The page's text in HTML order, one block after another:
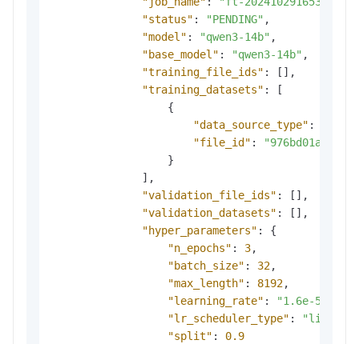
"status" : "PENDING" ,
"model" : "qwen3-14b" ,
"base_model" : "qwen3-14b" ,
"training_file_ids" : [ ] ,
"training_datasets" :
[
{
"data_source_type" :
"file_id" :
"976bd01a-
}
] ,
"validation_file_ids" : [ ] ,
"validation_datasets" : [ ] ,
"hyper_parameters" :
{
"n_epochs" : 3,
"batch_size" : 32,
"max_length" : 8192,
"learning_rate" : "1.6e-5"
"lr_scheduler_type" : "linear"
"split" :
0.9